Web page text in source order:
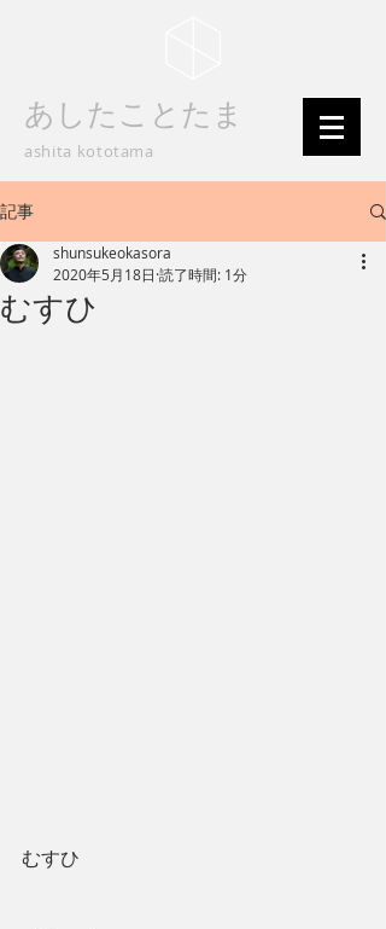
あしたことたま
ashita kototama
記事
むすひ
shunsukeokasora
2020年5月18日 読了時間: 1分
むすひ